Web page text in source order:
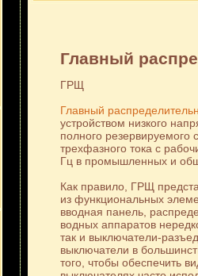
Главный
ГРЩ
Главный
устройством низкого
полного резервируемого
трехфазного тока с
Гц в промышленных и
Как правило, ГРЩ
из функциональных
вводная панель,
водных аппаратов
так и выключатели-
выключатели в
того, чтобы обеспечить